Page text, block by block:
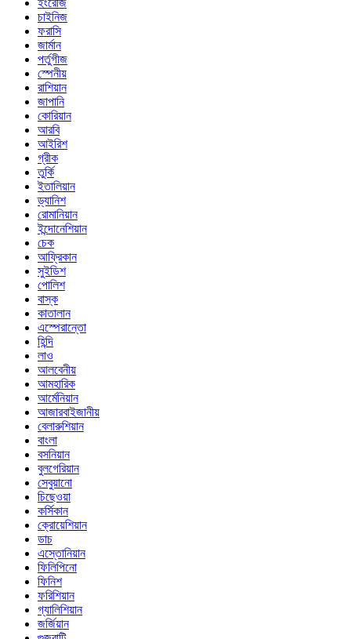
চাইনিজ
ফরাসি
জার্মান
পর্তুগীজ
স্পেনীয়
রাশিয়ান
জাপানি
কোরিয়ান
আরবি
আইরিশ
গ্রীক
তুর্কি
ইতালিয়ান
ড্যানিশ
রোমানিয়ান
ইন্দোনেশিয়ান
চেক
আফ্রিকান
সুইডিশ
পোলিশ
বাস্ক
কাতালান
এস্পেরান্তো
হিন্দি
লাও
আলবেনীয়
আমহারিক
আর্মেনিয়ান
আজারবাইজানীয়
বেলারুশিয়ান
বাংলা
বসনিয়ান
বুলগেরিয়ান
সেবুয়ানো
চিছেওয়া
কর্সিকান
ক্রোয়েশিয়ান
ডাচ
এস্তোনিয়ান
ফিলিপিনো
ফিনিশ
ফরিশিয়ান
গ্যালিশিয়ান
জর্জিয়ান